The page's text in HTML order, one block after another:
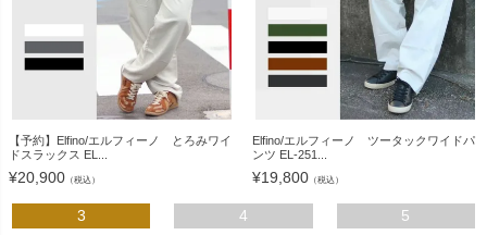
【予約】Elfino/エルフィーノ とろみワイ
ドスラックス EL...
¥20,900 （税込）
Elfino/エルフィーノ ツータックワイドパ
ンツ EL-251...
¥19,800 （税込）
3 4 5